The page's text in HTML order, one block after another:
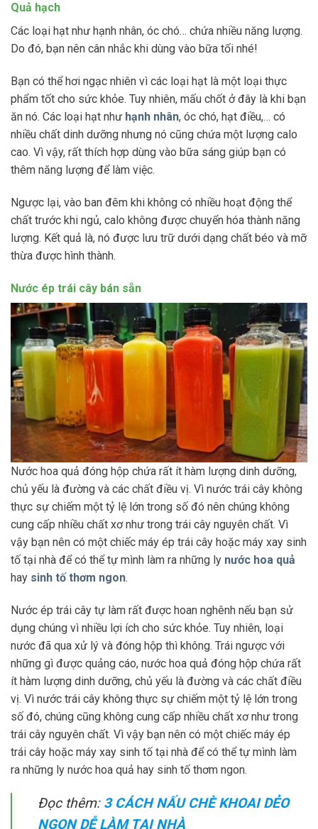
Quả hạch
Các loại hạt như hạnh nhân, óc chó… chứa nhiều năng lượng.
Do đó, bạn nên cân nhắc khi dùng vào bữa tối nhé!
Bạn có thể hơi ngạc nhiên vì các loại hạt là một loại thực
phẩm tốt cho sức khỏe. Tuy nhiên, mấu chốt ở đây là khi bạn
ăn nó. Các loại hạt như hạnh nhân, óc chó, hạt điều,… có
nhiều chất dinh dưỡng nhưng nó cũng chứa một lượng calo
cao. Vì vậy, rất thích hợp dùng vào bữa sáng giúp bạn có
thêm năng lượng để làm việc.
Ngược lại, vào ban đêm khi không có nhiều hoạt động thể
chất trước khi ngủ, calo không được chuyển hóa thành năng
lượng. Kết quả là, nó được lưu trữ dưới dạng chất béo và mỡ
thừa được hình thành.
Nước ép trái cây bán sẵn
Nước hoa quả đóng hộp chứa rất ít hàm lượng dinh dưỡng,
chủ yếu là đường và các chất điều vị. Vì nước trái cây không
thực sự chiếm một tỷ lệ lớn trong số đó nên chúng không
cung cấp nhiều chất xơ như trong trái cây nguyên chất. Vì
vậy bạn nên có một chiếc máy ép trái cây hoặc máy xay sinh
tố tại nhà để có thể tự mình làm ra những ly nước hoa quả
hay sinh tố thơm ngon.
Nước ép trái cây tự làm rất được hoan nghênh nếu bạn sử
dụng chúng vì nhiều lợi ích cho sức khỏe. Tuy nhiên, loại
nước đã qua xử lý và đóng hộp thì không. Trái ngược với
những gì được quảng cáo, nước hoa quả đóng hộp chứa rất
ít hàm lượng dinh dưỡng, chủ yếu là đường và các chất điều
vị. Vì nước trái cây không thực sự chiếm một tỷ lệ lớn trong
số đó, chúng cũng không cung cấp nhiều chất xơ như trong
trái cây nguyên chất. Vì vậy bạn nên có một chiếc máy ép
trái cây hoặc máy xay sinh tố tại nhà để có thể tự mình làm
ra những ly nước hoa quả hay sinh tố thơm ngon.
Đọc thêm: 3 CÁCH NẤU CHÈ KHOAI DẺO
NGON DỄ LÀM TẠI NHÀ